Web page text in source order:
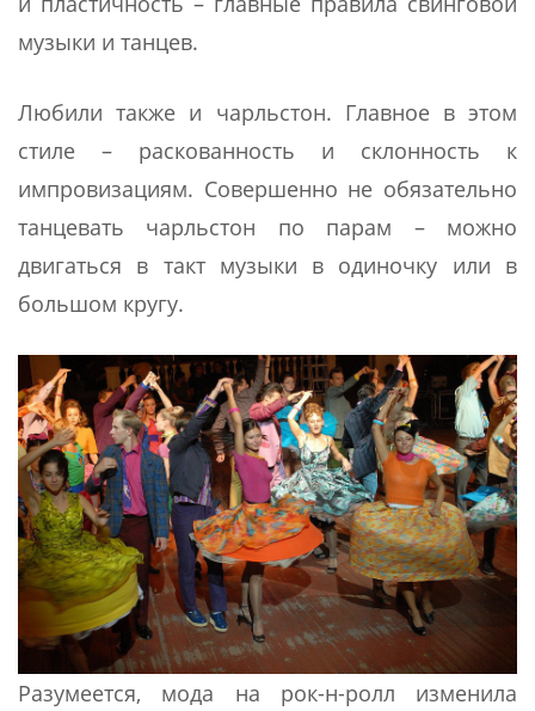
музыки и танцев.
Любили также и чарльстон. Главное в этом
стиле – раскованность и склонность к
импровизациям. Совершенно не обязательно
танцевать чарльстон по парам – можно
двигаться в такт музыки в одиночку или в
большом кругу.
Разумеется, мода на рок-н-ролл изменила